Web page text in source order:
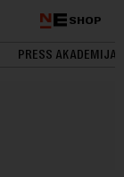
SHOP
PRESS AKADEMIJA